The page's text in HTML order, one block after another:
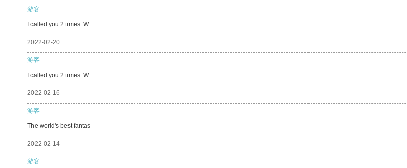
游客
I called you 2 times. W
2022-02-20
游客
I called you 2 times. W
2022-02-16
游客
The world's best fantas
2022-02-14
游客